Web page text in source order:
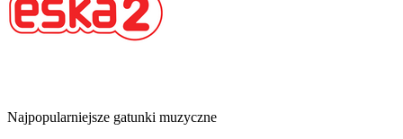
Najpopularniejsze gatunki muzyczne